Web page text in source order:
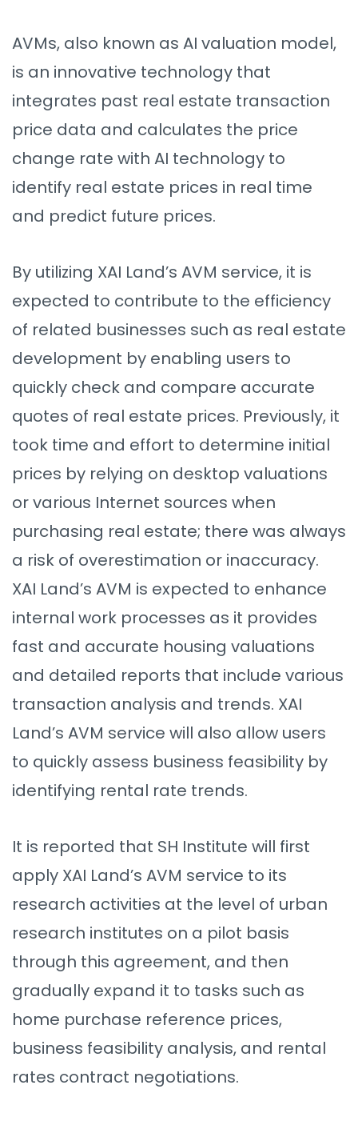
AVMs, also known as AI valuation model,
is an innovative technology that
integrates past real estate transaction
price data and calculates the price
change rate with AI technology to
identify real estate prices in real time
and predict future prices.
By utilizing XAI Land’s AVM service, it is
expected to contribute to the efficiency
of related businesses such as real estate
development by enabling users to
quickly check and compare accurate
quotes of real estate prices. Previously, it
took time and effort to determine initial
prices by relying on desktop valuations
or various Internet sources when
purchasing real estate; there was always
a risk of overestimation or inaccuracy.
XAI Land’s AVM is expected to enhance
internal work processes as it provides
fast and accurate housing valuations
and detailed reports that include various
transaction analysis and trends. XAI
Land’s AVM service will also allow users
to quickly assess business feasibility by
identifying rental rate trends.
It is reported that SH Institute will first
apply XAI Land’s AVM service to its
research activities at the level of urban
research institutes on a pilot basis
through this agreement, and then
gradually expand it to tasks such as
home purchase reference prices,
business feasibility analysis, and rental
rates contract negotiations.